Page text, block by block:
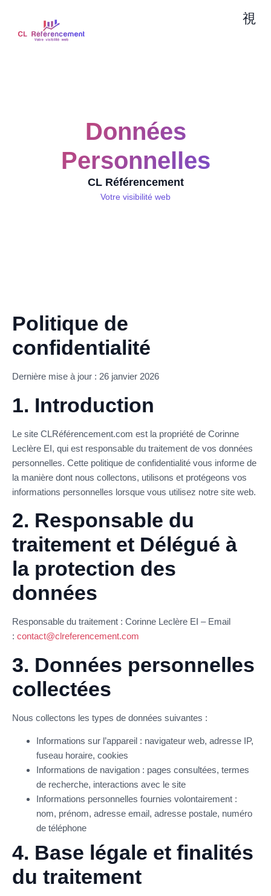
Données
Personnelles
CL Référencement
Votre visibilité web
Politique de
confidentialité
Dernière mise à jour : 26 janvier 2026
1. Introduction
Le site CLRéférencement.com est la propriété de Corinne
Leclère EI, qui est responsable du traitement de vos données
personnelles. Cette politique de confidentialité vous informe de
la manière dont nous collectons, utilisons et protégeons vos
informations personnelles lorsque vous utilisez notre site web.
2. Responsable du
traitement et Délégué à
la protection des
données
Responsable du traitement : Corinne Leclère EI – Email
: contact@clreferencement.com
3. Données personnelles
collectées
Nous collectons les types de données suivantes :
Informations sur l’appareil : navigateur web, adresse IP,
fuseau horaire, cookies
Informations de navigation : pages consultées, termes
de recherche, interactions avec le site
Informations personnelles fournies volontairement :
nom, prénom, adresse email, adresse postale, numéro
de téléphone
4. Base légale et finalités
du traitement